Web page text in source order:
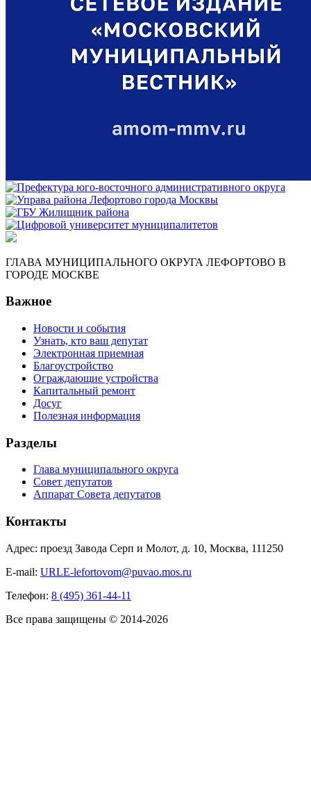
ГЛАВА МУНИЦИПАЛЬНОГО ОКРУГА ЛЕФОРТОВО В
ГОРОДЕ МОСКВЕ
Важное
Новости и события
Узнать, кто ваш депутат
Электронная приемная
Благоустройство
Ограждающие устройства
Капитальный ремонт
Досуг
Полезная информация
Разделы
Глава муниципального округа
Совет депутатов
Аппарат Совета депутатов
Контакты
Адрес: проезд Завода Серп и Молот, д. 10, Москва, 111250
E-mail: URLE-lefortovom@puvao.mos.ru
Телефон: 8 (495) 361-44-11
Все права защищены © 2014-2026